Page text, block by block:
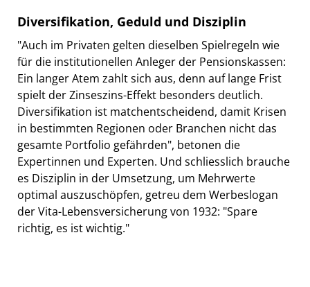
Diversifikation, Geduld und Disziplin
"Auch im Privaten gelten dieselben Spielregeln wie
für die institutionellen Anleger der Pensionskassen:
Ein langer Atem zahlt sich aus, denn auf lange Frist
spielt der Zinseszins-Effekt besonders deutlich.
Diversifikation ist matchentscheidend, damit Krisen
in bestimmten Regionen oder Branchen nicht das
gesamte Portfolio gefährden", betonen die
Expertinnen und Experten. Und schliesslich brauche
es Disziplin in der Umsetzung, um Mehrwerte
optimal auszuschöpfen, getreu dem Werbeslogan
der Vita-Lebensversicherung von 1932: "Spare
richtig, es ist wichtig."